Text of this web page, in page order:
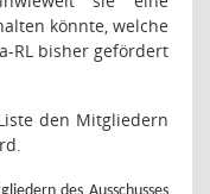
könnte, welche
RL bisher gefördert
den Mitgliedern